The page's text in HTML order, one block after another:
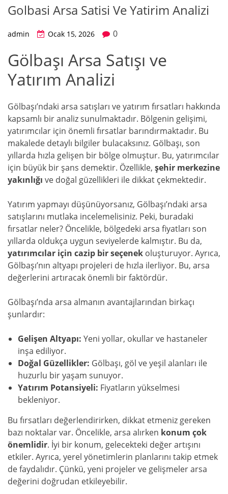
Golbasi Arsa Satisi Ve Yatirim Analizi
admin Ocak 15, 2026 0
Gölbaşı Arsa Satışı ve
Yatırım Analizi
Gölbaşı’ndaki arsa satışları ve yatırım fırsatları hakkında
kapsamlı bir analiz sunulmaktadır. Bölgenin gelişimi,
yatırımcılar için önemli fırsatlar barındırmaktadır. Bu
makalede detaylı bilgiler bulacaksınız. Gölbaşı, son
yıllarda hızla gelişen bir bölge olmuştur. Bu, yatırımcılar
için büyük bir şans demektir. Özellikle, şehir merkezine
yakınlığı ve doğal güzellikleri ile dikkat çekmektedir.
Yatırım yapmayı düşünüyorsanız, Gölbaşı’ndaki arsa
satışlarını mutlaka incelemelisiniz. Peki, buradaki
fırsatlar neler? Öncelikle, bölgedeki arsa fiyatları son
yıllarda oldukça uygun seviyelerde kalmıştır. Bu da,
yatırımcılar için cazip bir seçenek oluşturuyor. Ayrıca,
Gölbaşı’nın altyapı projeleri de hızla ilerliyor. Bu, arsa
değerlerini artıracak önemli bir faktördür.
Gölbaşı’nda arsa almanın avantajlarından birkaçı
şunlardır:
Gelişen Altyapı: Yeni yollar, okullar ve hastaneler
inşa ediliyor.
Doğal Güzellikler: Gölbaşı, göl ve yeşil alanları ile
huzurlu bir yaşam sunuyor.
Yatırım Potansiyeli: Fiyatların yükselmesi
bekleniyor.
Bu fırsatları değerlendirirken, dikkat etmeniz gereken
bazı noktalar var. Öncelikle, arsa alırken konum çok
önemlidir. İyi bir konum, gelecekteki değer artışını
etkiler. Ayrıca, yerel yönetimlerin planlarını takip etmek
de faydalıdır. Çünkü, yeni projeler ve gelişmeler arsa
değerini doğrudan etkileyebilir.